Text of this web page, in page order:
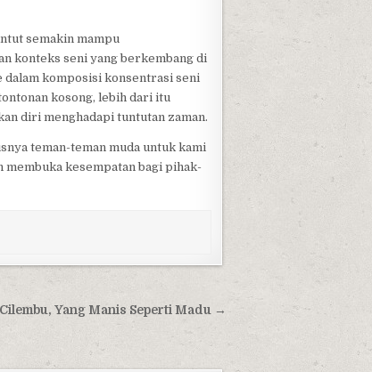
semakin mampu
konteks seni yang berkembang di
dalam komposisi konsentrasi seni
kosong, lebih dari itu
diri menghadapi tuntutan zaman.
teman-teman muda untuk kami
kesempatan bagi pihak-
Yang Manis Seperti Madu →